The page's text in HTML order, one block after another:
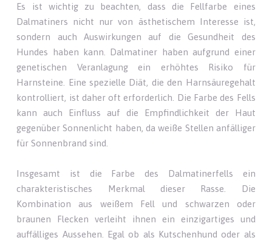
Es ist wichtig zu beachten, dass die Fellfarbe eines
Dalmatiners nicht nur von ästhetischem Interesse ist,
sondern auch Auswirkungen auf die Gesundheit des
Hundes haben kann. Dalmatiner haben aufgrund einer
genetischen Veranlagung ein erhöhtes Risiko für
Harnsteine. Eine spezielle Diät, die den Harnsäuregehalt
kontrolliert, ist daher oft erforderlich. Die Farbe des Fells
kann auch Einfluss auf die Empfindlichkeit der Haut
gegenüber Sonnenlicht haben, da weiße Stellen anfälliger
für Sonnenbrand sind.
Insgesamt ist die Farbe des Dalmatinerfells ein
charakteristisches Merkmal dieser Rasse. Die
Kombination aus weißem Fell und schwarzen oder
braunen Flecken verleiht ihnen ein einzigartiges und
auffälliges Aussehen. Egal ob als Kutschenhund oder als